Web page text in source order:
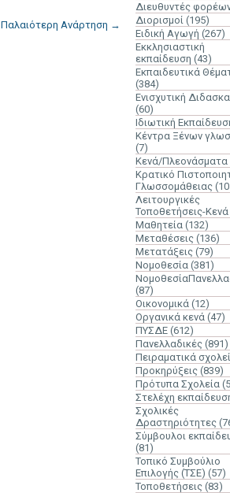
Παλαιότερη Ανάρτηση →
Διευθυντές
Διορισμοί (195)
Ειδική Αγωγή (267)
Εκκλησιαστική
εκπαίδευση (43)
Εκπαιδευτικά
(384)
Ενισχυτική
(60)
Ιδιωτική
Κέντρα Ξένων
(7)
Κενά/Πλεονάσματα
Κρατικό
Γλωσσομάθειας
Λειτουργικές
Τοποθετήσεις-Κενά
Μαθητεία (132)
Μεταθέσεις (136)
Μετατάξεις (79)
Νομοθεσία (381)
(87)
Οικονομικά (12)
Οργανικά κενά (47)
ΠΥΣΔΕ (612)
Πανελλαδικές (891)
Πειραματικά
Προκηρύξεις (839)
Πρότυπα Σχολεία
Στελέχη
Σχολικές
Δραστηριότητες
Σύμβουλοι
(81)
Τοπικό Συμβούλιο
Επιλογής (ΤΣΕ) (57)
Τοποθετήσεις (83)